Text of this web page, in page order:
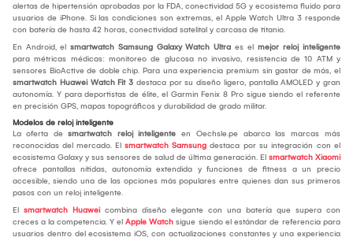
alertas de hipertensión aprobadas por la FDA, conectividad 5G y ecosistema fluido para
usuarios de iPhone. Si las condiciones son extremas, el Apple Watch Ultra 3 responde
con batería de hasta 42 horas, conectividad satelital y carcasa de titanio.
En Android, el smartwatch Samsung Galaxy Watch Ultra es el mejor reloj inteligente
para métricas médicas: monitoreo de glucosa no invasivo, resistencia de 10 ATM y
sensores BioActive de doble chip. Para una experiencia premium sin gastar de más, el
smartwatch Huawei Watch Fit 3 destaca por su diseño ligero, pantalla AMOLED y gran
autonomía. Y para deportistas de élite, el Garmin Fenix 8 Pro sigue siendo el referente
en precisión GPS, mapas topográficos y durabilidad de grado militar.
Modelos de reloj inteligente
La oferta de smartwatch reloj inteligente en Oechsle.pe abarca las marcas más
reconocidas del mercado. El smartwatch Samsung destaca por su integración con el
ecosistema Galaxy y sus sensores de salud de última generación. El smartwatch Xiaomi
ofrece pantallas nítidas, autonomía extendida y funciones de fitness a un precio
accesible, siendo una de las opciones más populares entre quienes dan sus primeros
pasos con un reloj inteligente.
El smartwatch Huaweicombina diseño elegante con una batería que supera con
creces a la competencia. Y el Apple Watch sigue siendo el estándar de referencia para
usuarios dentro del ecosistema iOS, con actualizaciones constantes y una experiencia